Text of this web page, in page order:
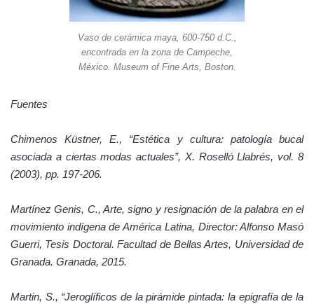
Vaso de cerámica maya, 600-750 d.C.,
encontrada en la zona de Campeche,
México. Museum of Fine Arts, Boston.
Fuentes
Chimenos Küstner, E., “Estética y cultura: patología bucal
asociada a ciertas modas actuales”, X. Roselló Llabrés, vol. 8
(2003), pp. 197-206.
Martínez Genis, C., Arte, signo y resignación de la palabra en el
movimiento indígena de América Latina, Director: Alfonso Masó
Guerri, Tesis Doctoral. Facultad de Bellas Artes, Universidad de
Granada. Granada, 2015.
Martin, S., “Jeroglíficos de la pirámide pintada: la epigrafía de la